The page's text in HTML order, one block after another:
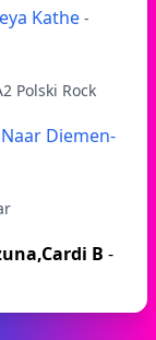
Kathe -
Polski Rock
Diemen-
B -